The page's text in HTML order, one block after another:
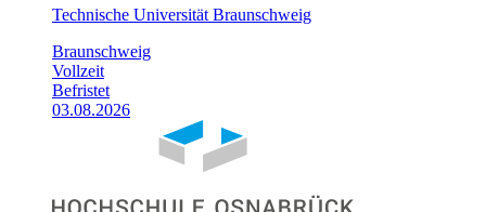
Technische Universität Braunschweig
Braunschweig
Vollzeit
Befristet
03.08.2026